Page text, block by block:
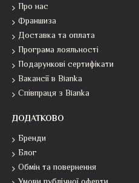
Про нас
Франшиза
Доставка та оплата
Програма лояльності
Подарункові сертифікати
Вакансії в Bianka
Співпраця з Bianka
ДОДАТКОВО
Бренди
Блог
Обмін та повернення